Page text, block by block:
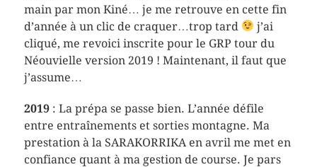
main par mon Kiné… je me retrouve en cette fin
d’année à un clic de craquer…trop tard
j’ai
cliqué, me revoici inscrite pour le GRP tour du
Néouvielle version 2019 ! Maintenant, il faut que
j’assume…
2019: La prépa se passe bien. L’année défile
entre entraînements et sorties montagne. Ma
prestation à la SARAKORRIKA en avril me met en
confiance quant à ma gestion de course. Je pars